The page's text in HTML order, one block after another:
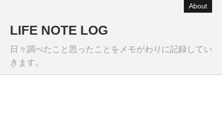
About
LIFE NOTE LOG
日々調べたこと思ったことをメモがわりに記録してい
きます。